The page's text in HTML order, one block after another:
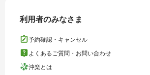
利用者のみなさま
予約確認・キャンセル
よくあるご質問・お問い合わせ
沖楽とは